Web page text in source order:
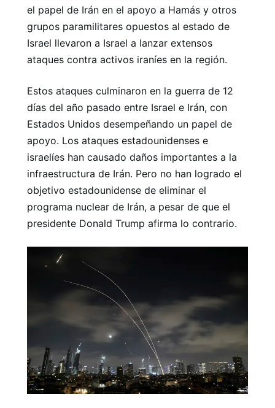
el papel de Irán en el apoyo a Hamás y otros
grupos paramilitares opuestos al estado de
Israel llevaron a Israel a lanzar extensos
ataques contra activos iraníes en la región.
Estos ataques culminaron en la guerra de 12
días del año pasado entre Israel e Irán, con
Estados Unidos desempeñando un papel de
apoyo. Los ataques estadounidenses e
israelíes han causado daños importantes a la
infraestructura de Irán. Pero no han logrado el
objetivo estadounidense de eliminar el
programa nuclear de Irán, a pesar de que el
presidente Donald Trump afirma lo contrario.